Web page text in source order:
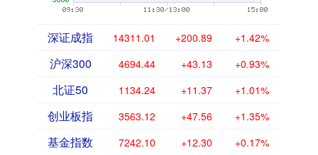
深证成指 14311.01 +200.89 +1.42%
沪深300 4694.44 +43.13 +0.93%
北证50 1134.24 +11.37 +1.01%
创业板指 3563.12 +47.56 +1.35%
基金指数 7242.10 +12.30 +0.17%